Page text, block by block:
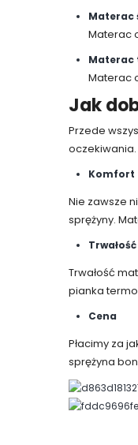
Materac
Materac
Materac
Materac
Jak
Przede
oczekiwania.
Komfort
Nie zawsze
sprężyny.
Trwałość
Trwałość
pianka
Cena
Płacimy za
sprężyna